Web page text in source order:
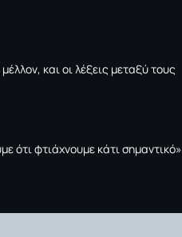
και οι λέξεις μεταξύ τους
ότι φτιάχνουμε κάτι σημαντικό»